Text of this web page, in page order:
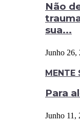
Não
sua...
Junho 26,
MENTE
Para
Junho 11,